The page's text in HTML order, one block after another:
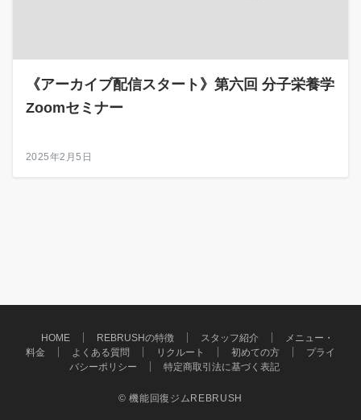
《アーカイブ配信スタート》第六回 分子栄養学
Zoomセミナー
2025年2月5日
HOME REBRUSHの特徴 スタッフ紹介
メニュー・
料金
よくある質問 リクルート 初めての方
プライ
バシーポリシー
特定商取引法に基づく表記
© 機能回復ジムREBRUSH